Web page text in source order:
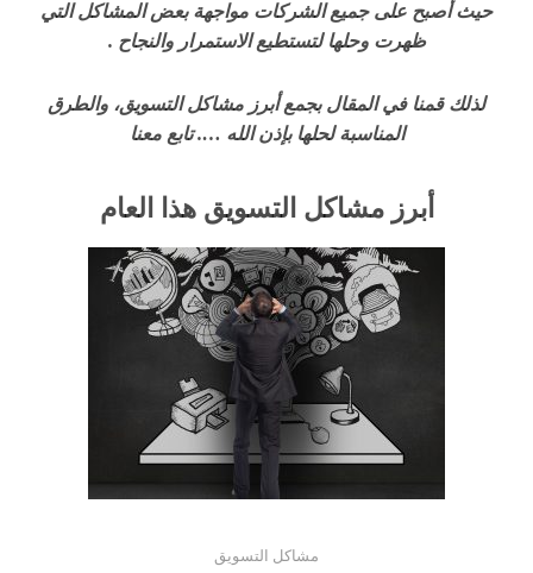
حيث أصبح على جميع الشركات مواجهة بعض المشاكل التي
ظهرت وحلها لتستطيع الاستمرار والنجاح .
لذلك قمنا في المقال بجمع أبرز مشاكل التسويق، والطرق
المناسبة لحلها بإذن الله …. تابع معنا
أبرز مشاكل التسويق هذا العام
مشاكل التسويق